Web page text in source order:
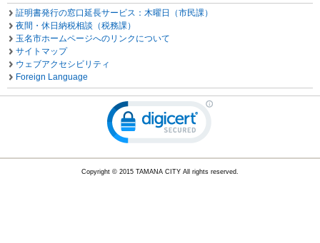
証明書発行の窓口延長サービス：木曜日（市民課）
夜間・休日納税相談（税務課）
玉名市ホームページへのリンクについて
サイトマップ
ウェブアクセシビリティ
Foreign Language
Copyright © 2015 TAMANA CITY All rights reserved.